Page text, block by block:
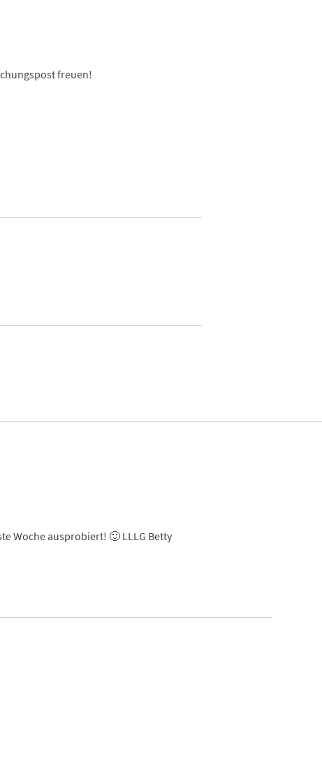
freuen!
Woche ausprobiert! 🙂 LLLG Betty